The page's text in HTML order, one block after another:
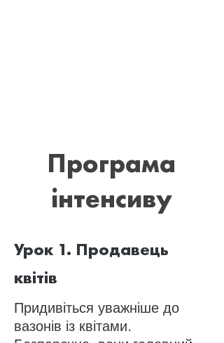
Програма
інтенсиву
Урок 1. Продавець
квітів
Придивіться уважніше до
вазонів із квітами.